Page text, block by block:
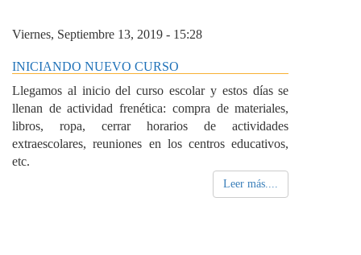
Viernes, Septiembre 13, 2019 - 15:28
INICIANDO NUEVO CURSO
Llegamos al inicio del curso escolar y estos días se
llenan de actividad frenética: compra de materiales,
libros, ropa, cerrar horarios de actividades
extraescolares, reuniones en los centros educativos,
etc.
Leer más....